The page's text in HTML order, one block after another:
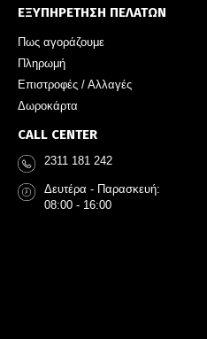
ΕΞΥΠΗΡΕΤΗΣΗ ΠΕΛΑΤΩΝ
Πως αγοράζουμε
Πληρωμή
Επιστροφές / Αλλαγές
Δωροκάρτα
CALL CENTER
2311 181 242
Δευτέρα - Παρασκευή:
08:00 - 16:00